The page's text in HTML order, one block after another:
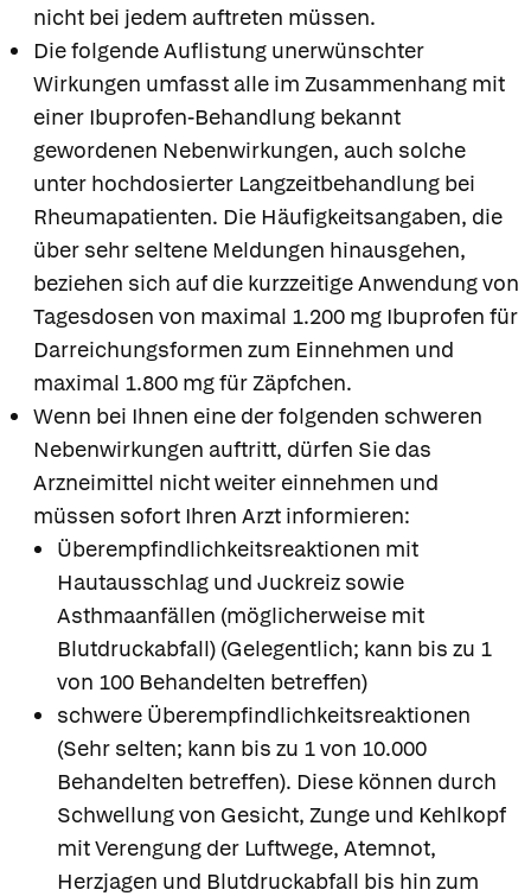
nicht bei jedem auftreten müssen.
Die folgende Auflistung unerwünschter
Wirkungen umfasst alle im Zusammenhang mit
einer Ibuprofen-Behandlung bekannt
gewordenen Nebenwirkungen, auch solche
unter hochdosierter Langzeitbehandlung bei
Rheumapatienten. Die Häufigkeitsangaben, die
über sehr seltene Meldungen hinausgehen,
beziehen sich auf die kurzzeitige Anwendung von
Tagesdosen von maximal 1.200 mg Ibuprofen für
Darreichungsformen zum Einnehmen und
maximal 1.800 mg für Zäpfchen.
Wenn bei Ihnen eine der folgenden schweren
Nebenwirkungen auftritt, dürfen Sie das
Arzneimittel nicht weiter einnehmen und
müssen sofort Ihren Arzt informieren:
Überempfindlichkeitsreaktionen mit
Hautausschlag und Juckreiz sowie
Asthmaanfällen (möglicherweise mit
Blutdruckabfall) (Gelegentlich; kann bis zu 1
von 100 Behandelten betreffen)
schwere Überempfindlichkeitsreaktionen
(Sehr selten; kann bis zu 1 von 10.000
Behandelten betreffen). Diese können durch
Schwellung von Gesicht, Zunge und Kehlkopf
mit Verengung der Luftwege, Atemnot,
Herzjagen und Blutdruckabfall bis hin zum